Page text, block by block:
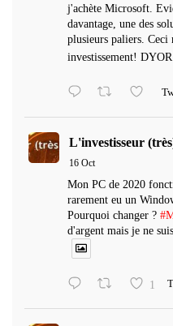
j'achète Microsoft.
davantage, une des
plusieurs paliers. Ceci
investissement!
L'investisseur
16 Oct
Mon PC de 2020
rarement eu un
Pourquoi changer ?
d'argent mais je ne
1